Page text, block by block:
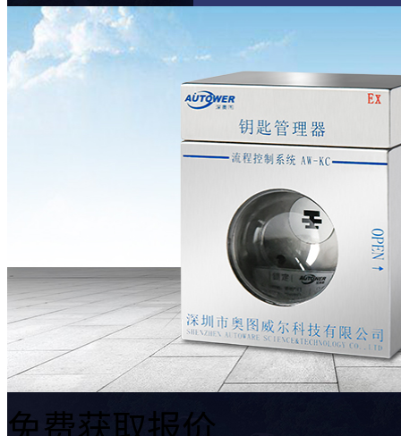
免费获取报价